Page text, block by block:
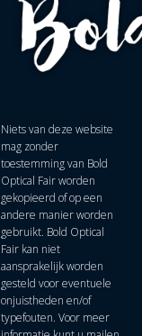
Niets van deze website
mag zonder
toestemming van Bold
Optical Fair worden
gekopieerd of op een
andere manier worden
gebruikt. Bold Optical
Fair kan niet
aansprakelijk worden
gesteld voor eventuele
onjuistheden en/of
typefouten. Voor meer